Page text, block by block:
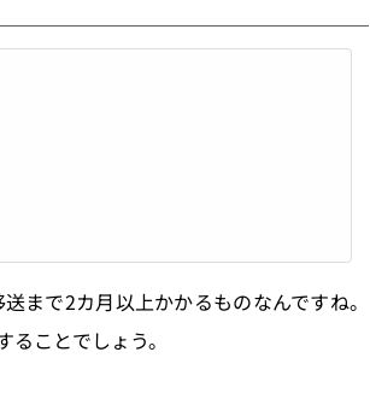
まで2カ月以上かかるものなんですね。
ことでしょう。